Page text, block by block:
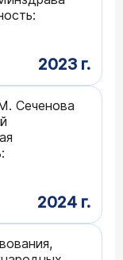
2023 г.
Сеченова
2024 г.